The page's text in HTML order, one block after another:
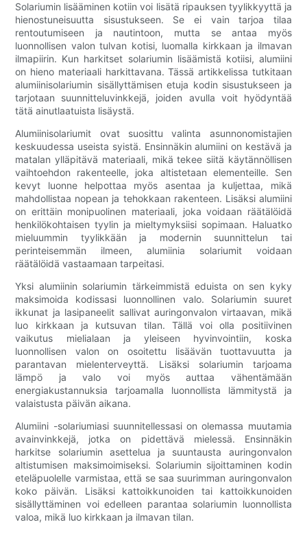
Solariumin lisääminen kotiin voi lisätä ripauksen tyylikkyyttä ja
hienostuneisuutta sisustukseen. Se ei vain tarjoa tilaa
rentoutumiseen ja nautintoon, mutta se antaa myös
luonnollisen valon tulvan kotisi, luomalla kirkkaan ja ilmavan
ilmapiirin. Kun harkitset solariumin lisäämistä kotiisi, alumiini
on hieno materiaali harkittavana. Tässä artikkelissa tutkitaan
alumiinisolariumin sisällyttämisen etuja kodin sisustukseen ja
tarjotaan suunnitteluvinkkejä, joiden avulla voit hyödyntää
tätä ainutlaatuista lisäystä.
Alumiinisolariumit ovat suosittu valinta asunnonomistajien
keskuudessa useista syistä. Ensinnäkin alumiini on kestävä ja
matalan ylläpitävä materiaali, mikä tekee siitä käytännöllisen
vaihtoehdon rakenteelle, joka altistetaan elementeille. Sen
kevyt luonne helpottaa myös asentaa ja kuljettaa, mikä
mahdollistaa nopean ja tehokkaan rakenteen. Lisäksi alumiini
on erittäin monipuolinen materiaali, joka voidaan räätälöidä
henkilökohtaisen tyylin ja mieltymyksiisi sopimaan. Haluatko
mieluummin tyylikkään ja modernin suunnittelun tai
perinteisemmän ilmeen, alumiinia solariumit voidaan
räätälöidä vastaamaan tarpeitasi.
Yksi alumiinin solariumin tärkeimmistä eduista on sen kyky
maksimoida kodissasi luonnollinen valo. Solariumin suuret
ikkunat ja lasipaneelit sallivat auringonvalon virtaavan, mikä
luo kirkkaan ja kutsuvan tilan. Tällä voi olla positiivinen
vaikutus mielialaan ja yleiseen hyvinvointiin, koska
luonnollisen valon on osoitettu lisäävän tuottavuutta ja
parantavan mielenterveyttä. Lisäksi solariumin tarjoama
lämpö ja valo voi myös auttaa vähentämään
energiakustannuksia tarjoamalla luonnollista lämmitystä ja
valaistusta päivän aikana.
Alumiini -solariumiasi suunnitellessasi on olemassa muutamia
avainvinkkejä, jotka on pidettävä mielessä. Ensinnäkin
harkitse solariumin asettelua ja suuntausta auringonvalon
altistumisen maksimoimiseksi. Solariumin sijoittaminen kodin
eteläpuolelle varmistaa, että se saa suurimman auringonvalon
koko päivän. Lisäksi kattoikkunoiden tai kattoikkunoiden
sisällyttäminen voi edelleen parantaa solariumin luonnollista
valoa, mikä luo kirkkaan ja ilmavan tilan.